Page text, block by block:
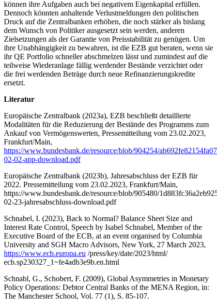
können ihre Aufgaben auch bei negativem Eigenkapital erfüllen.
Dennoch könnten anhaltende Verlustmeldungen den politischen
Druck auf die Zentralbanken erhöhen, die noch stärker als bislang
dem Wunsch von Politiker ausgesetzt sein werden, anderen
Zielsetzungen als der Garantie von Preisstabilität zu genügen. Um
ihre Unabhängigkeit zu bewahren, ist die EZB gut beraten, wenn sie
ihr QE Portfolio schneller abschmelzen lässt und zumindest auf die
teilweise Wiederanlage fällig werdender Bestände verzichtet oder
die frei werdenden Beträge durch neue Refinanzierungskredite
ersetzt.
Literatur
Europäische Zentralbank (2023a), EZB beschließt detaillierte
Modalitäten für die Reduzierung der Bestände des Programms zum
Ankauf von Vermögenswerten, Pressemitteilung vom 23.02.2023,
Frankfurt/Main,
https://www.bundesbank.de/resource/blob/904254/
02-02-app-download.pdf
Europäische Zentralbank (2023b), Jahresabschluss der EZB für
2022. Pressemitteilung vom 23.02.2023, Frankfurt/Main,
https://www.bundesbank.de/resource/blob/905480/
02-23-jahresabschluss-download.pdf
Schnabel, I. (2023), Back to Normal? Balance Sheet Size and
Interest Rate Control, Speech by Isabel Schnabel, Member of the
Executive Board of the ECB, at an event organised by Columbia
University and SGH Macro Advisors, New York, 27 March 2023,
https://www.ecb.europa.eu /press/key/date/2023/html/
ecb.sp230327_1~fe4adb3e9b.en.html
Schnabl, G., Schobert, F. (2009), Global Asymmetries in Monetary
Policy Operations: Debtor Central Banks of the MENA Region, in:
The Manchester School, Vol. 77 (1), S. 85-107.